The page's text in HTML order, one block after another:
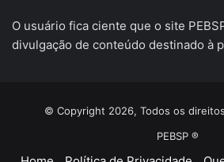
O usuário fica ciente que o site
divulgação de conteúdo destinado à
© Copyright 2026, Todos os
PEBSP ®